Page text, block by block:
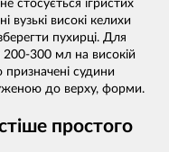
стосується ігристих
вузькі високі келихи
пухирці. Для
200-300 мл на високій
призначені судини
до верху, форми.
простого